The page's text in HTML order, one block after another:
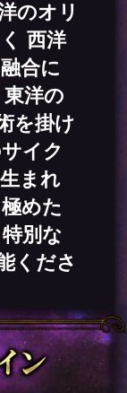
のオリ
西洋
合に
洋の
を掛け
イク
まれ
めた
別な
くださ